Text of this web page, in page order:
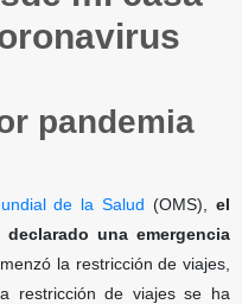
pandemia
de la Salud (OMS),el
declarado una emergencia
la restricción de viajes,
restricción de viajes se ha